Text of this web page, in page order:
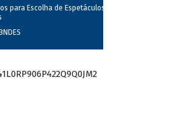
para Escolha de Espetáculos